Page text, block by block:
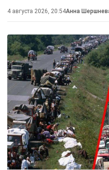
4 августа 2026, 20:54Анна